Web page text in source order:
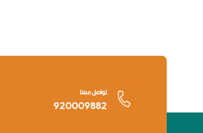
تواصل معنا
920009882